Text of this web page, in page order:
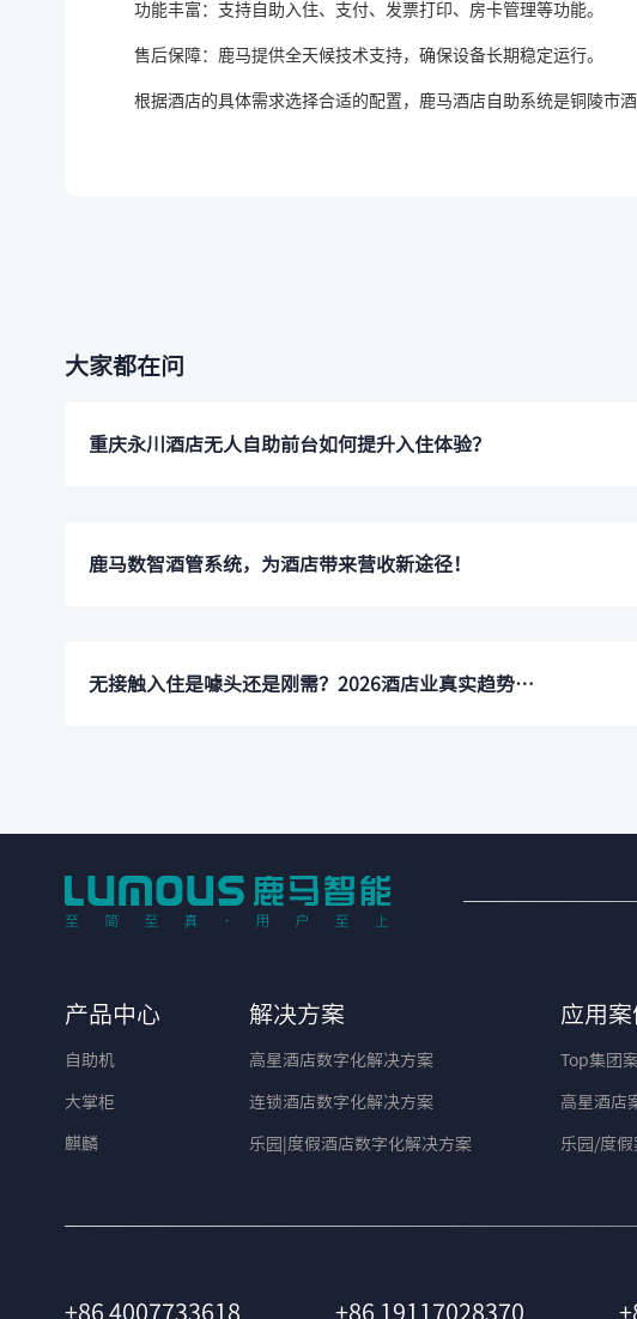
功能丰富：支持自助入住、支付、发票打印、房卡管理等功能。
售后保障：鹿马提供全天候技术支持，确保设备长期稳定运行。
根据酒店的具体需求选择合适的配置，鹿马酒店自助系统是铜陵市
大家都在问
重庆永川酒店无人自助前台如何提升入住体验？
鹿马数智酒管系统，为酒店带来营收新途径！
无接触入住是噱头还是刚需？2026酒店业真实趋势是什么？
产品中心
自助机
大掌柜
麒麟
解决方案
高星酒店数字化解决方案
连锁酒店数字化解决方案
乐园|度假酒店数字化解决方案
应用案
Top集团
高星酒店
乐园/度假
+86 4007733618 +86 19117028370